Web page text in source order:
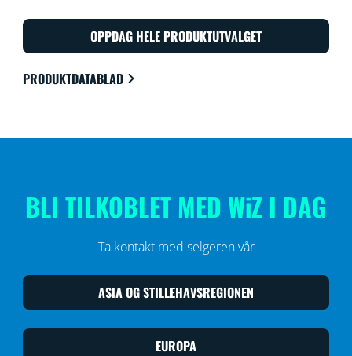
OPPDAG HELE PRODUKTUTVALGET
PRODUKTDATABLAD
BLI TILKOBLET MED WiZ I DAG
Ta kontakt med selgeren vår
ASIA OG STILLEHAVSREGIONEN
EUROPA